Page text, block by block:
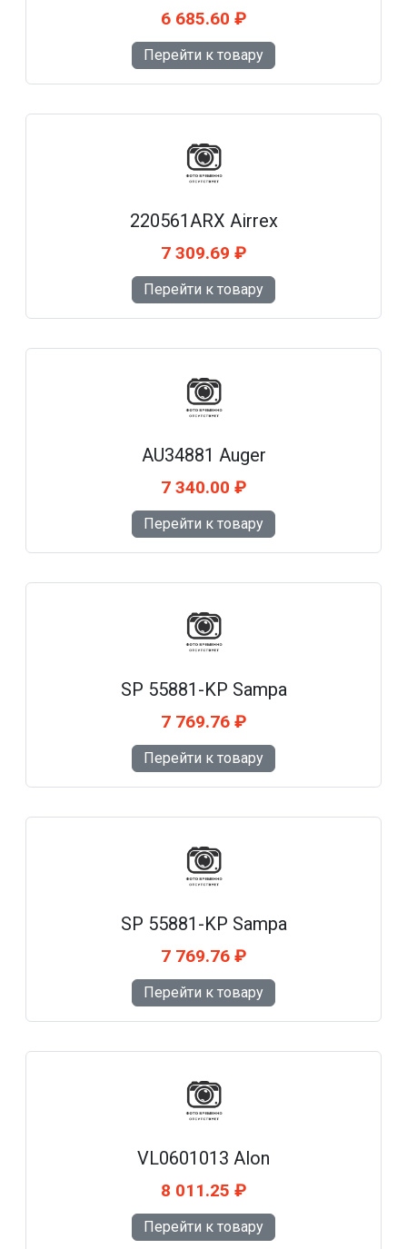
6 685.60 ₽
Перейти к товару
220561ARX Airrex
7 309.69 ₽
Перейти к товару
AU34881 Auger
7 340.00 ₽
Перейти к товару
SP 55881-KP Sampa
7 769.76 ₽
Перейти к товару
SP 55881-KP Sampa
7 769.76 ₽
Перейти к товару
VL0601013 Alon
8 011.25 ₽
Перейти к товару